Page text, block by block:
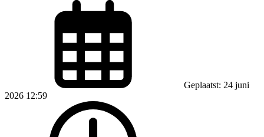
Geplaatst: 24 juni
2026 12:59